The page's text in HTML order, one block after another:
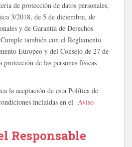
de protección de datos personales,
3/2018, de 5 de diciembre, de
y de Garantía de Derechos
también con el Reglamento
Europeo y del Consejo de 27 de
de las personas físicas
la aceptación de esta Política de
incluidas en el Aviso
Responsable